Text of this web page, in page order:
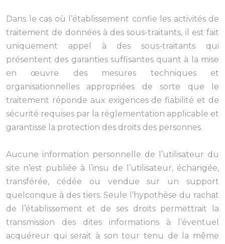
Dans le cas où l’établissement confie les activités de
traitement de données à des sous-traitants, il est fait
uniquement appel à des sous-traitants qui
présentent des garanties suffisantes quant à la mise
en œuvre des mesures techniques et
organisationnelles appropriées de sorte que le
traitement réponde aux exigences de fiabilité et de
sécurité requises par la réglementation applicable et
garantisse la protection des droits des personnes.
Aucune information personnelle de l’utilisateur du
site n’est publiée à l’insu de l’utilisateur, échangée,
transférée, cédée ou vendue sur un support
quelconque à des tiers. Seule l’hypothèse du rachat
de l’établissement et de ses droits permettrait la
transmission des dites informations à l’éventuel
acquéreur qui serait à son tour tenu de la même